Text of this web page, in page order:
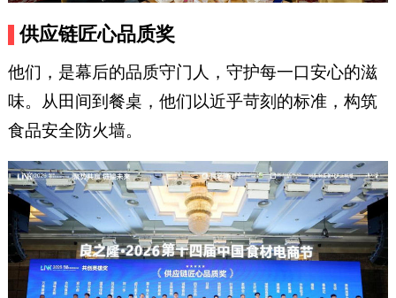
供应链匠心品质奖
他们，是幕后的品质守门人，守护每一口安心的滋
味。从田间到餐桌，他们以近乎苛刻的标准，构筑
食品安全防火墙。